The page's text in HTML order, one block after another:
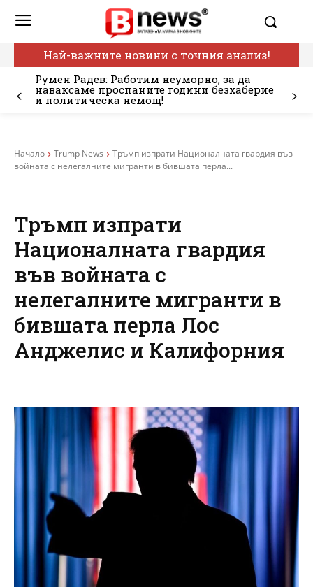
Най-важните новини с точния анализ!
Румен Радев: Работим неуморно, за да
наваксаме проспаните години безхаберие
и политическа немощ!
Начало Trump News
Тръмп изпрати Националната гвардия във
войната с нелегалните мигранти в бившата перла...
Тръмп изпрати
Националната гвардия
във войната с
нелегалните мигранти в
бившата перла Лос
Анджелис и Калифорния